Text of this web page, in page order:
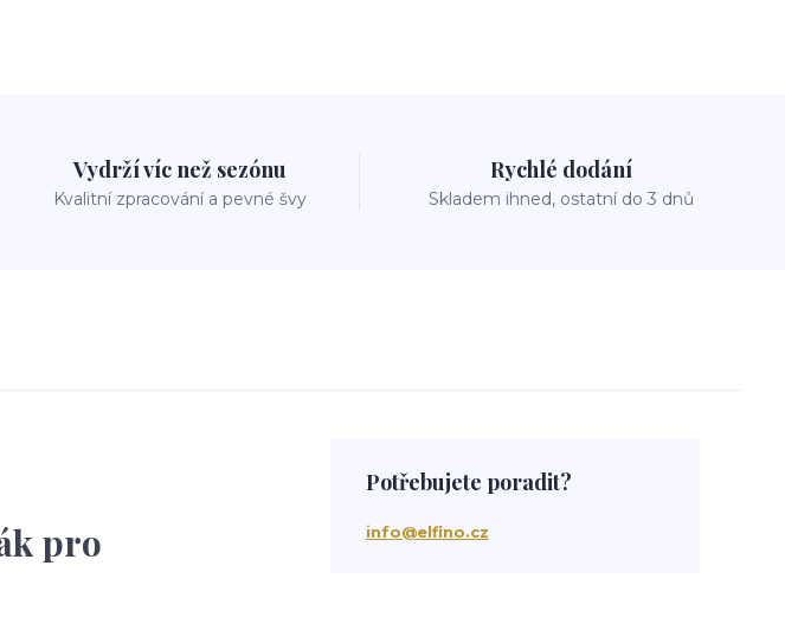
Vydrží víc než sezónu
Kvalitní zpracování a pevné švy
Rychlé dodání
Skladem ihned, ostatní do 3 dnů
pro
Potřebujete poradit?
info@elfino.cz